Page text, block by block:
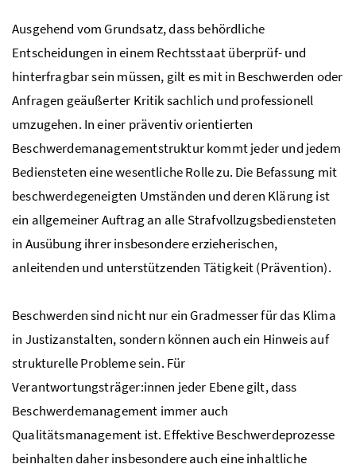
Ausgehend vom Grundsatz, dass behördliche
Entscheidungen in einem Rechtsstaat überprüf- und
hinterfragbar sein müssen, gilt es mit in Beschwerden oder
Anfragen geäußerter Kritik sachlich und professionell
umzugehen. In einer präventiv orientierten
Beschwerdemanagementstruktur kommt jeder und jedem
Bediensteten eine wesentliche Rolle zu. Die Befassung mit
beschwerdegeneigten Umständen und deren Klärung ist
ein allgemeiner Auftrag an alle Strafvollzugsbediensteten
in Ausübung ihrer insbesondere erzieherischen,
anleitenden und unterstützenden Tätigkeit (Prävention).
Beschwerden sind nicht nur ein Gradmesser für das Klima
in Justizanstalten, sondern können auch ein Hinweis auf
strukturelle Probleme sein. Für
Verantwortungsträger:innen jeder Ebene gilt, dass
Beschwerdemanagement immer auch
Qualitätsmanagement ist. Effektive Beschwerdeprozesse
beinhalten daher insbesondere auch eine inhaltliche